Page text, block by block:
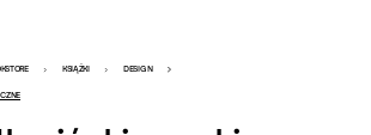
KSIĄŻKI DESIGN